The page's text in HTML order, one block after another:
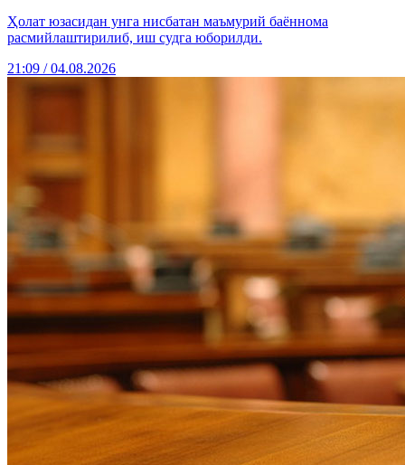
Ҳолат юзасидан унга нисбатан маъмурий баённома
расмийлаштирилиб, иш судга юборилди.
21:09 / 04.08.2026